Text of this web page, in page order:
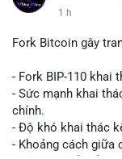
1 h
Fork Bitcoin gây
- Fork BIP-110 khai
- Sức mạnh khai
chính.
- Độ khó khai thác
- Khoảng cách giữa